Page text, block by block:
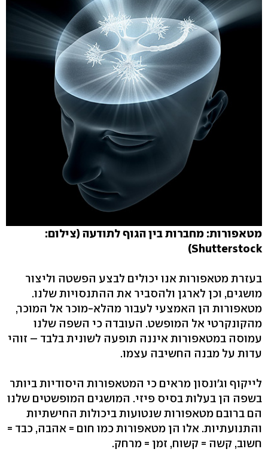
מטאפורות: מחברות בין הגוף לתודעה (צילום:
Shutterstock)
בעזרת מטאפורות אנו יכולים לבצע הפשטה וליצור
מושגים, וכן לארגן ולהסביר את ההתנסויות שלנו.
מטאפורות הן האמצעי לעבור מהלא-מוכר אל המוכר,
מהקונקרטי אל המופשט. העובדה כי השפה שלנו
עמוסה במטאפורות איננה תופעה לשונית בלבד – זוהי
עדות על מבנה החשיבה עצמו.
לייקוף וג'ונסון מראים כי המטאפורות היסודיות ביותר
בשפה הן בעלות בסיס פיזי. המושגים המופשטים שלנו
הם ברובם מטאפורות שנטועות ביכולות החישתיות
והתנועתיות. אלו הן מטאפורות כמו חום = אהבה, כבד =
חשוב, קשה = קשוח, זמן = מרחק.